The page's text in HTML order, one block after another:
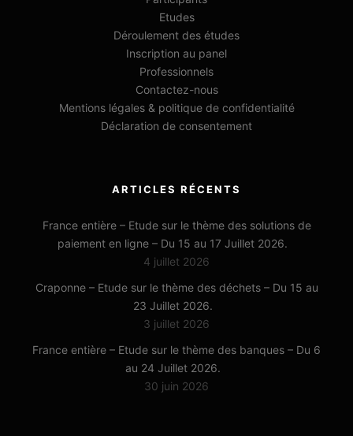
Etudes
Déroulement des études
Inscription au panel
Professionnels
Contactez-nous
Mentions légales & politique de confidentialité
Déclaration de consentement
ARTICLES RÉCENTS
France entière – Etude sur le thème des solutions de
paiement en ligne – Du 15 au 17 Juillet 2026.
4 juillet 2026
Craponne – Etude sur le thème des déchets – Du 15 au
23 Juillet 2026.
3 juillet 2026
France entière – Etude sur le thème des banques – Du 6
au 24 Juillet 2026.
30 juin 2026